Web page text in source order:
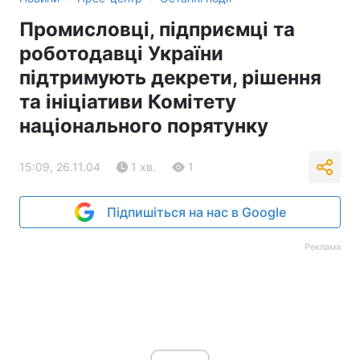
Промисловці, підприємці та
роботодавці України
підтримують декрети, рішення
та ініціативи Комітету
національного порятунку
15:09, 26.11.04 1 хв. 1
Підпишіться на нас в Google
Реклама